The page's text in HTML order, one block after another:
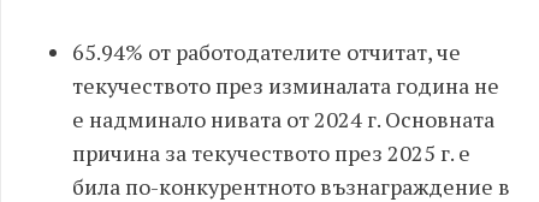
65.94% от работодателите отчитат, че
текучеството през изминалата година не
е надминало нивата от 2024 г. Основната
причина за текучеството през 2025 г. е
била по-конкурентното възнаграждение в